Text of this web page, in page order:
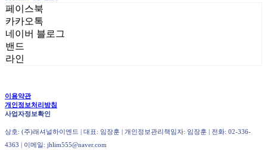
페이스북
카카오톡
네이버 블로그
밴드
라인
이용약관
개인정보처리방침
사업자정보확인
상호: (주)래셔널하이엔드 | 대표: 임장훈 | 개인정보관리책임자: 임장훈 | 전화: 02-336-
4363 | 이메일: jhlim555@naver.com